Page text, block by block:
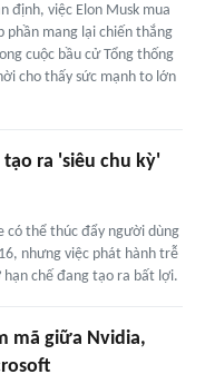
định, việc Elon Musk mua
phần mang lại chiến thắng
cuộc bầu cử Tổng thống
cho thấy sức mạnh to lớn
tạo ra 'siêu chu kỳ'
có thể thúc đẩy người dùng
nhưng việc phát hành trễ
chế đang tạo ra bất lợi.
mã giữa Nvidia,